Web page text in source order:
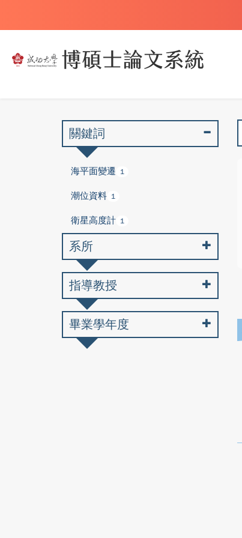
關鍵詞
海平面變遷 1
潮位資料 1
衛星高度計 1
系所
指導教授
畢業學年度